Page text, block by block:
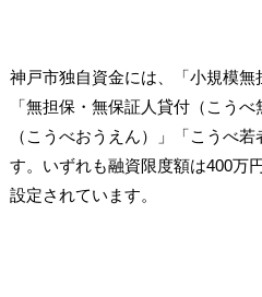
神戸市独自資金には、「小規模無
「無担保・無保証人貸付（こう
（こうべおうえん）」「こうべ
す。いずれも融資限度額は400万
設定されています。